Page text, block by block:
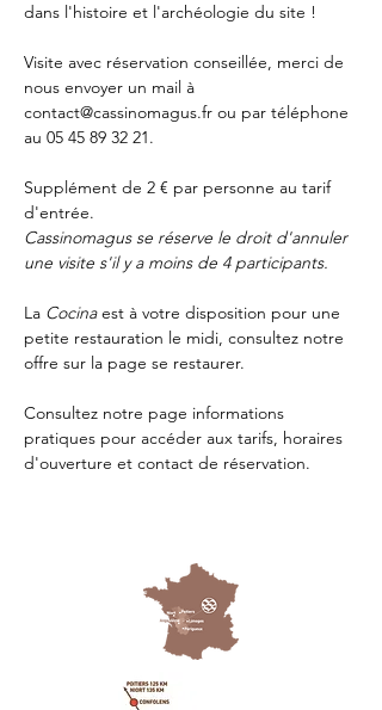
dans l'histoire et l'archéologie du site !
Visite avec réservation conseillée, merci de
nous envoyer un mail à
contact@cassinomagus.fr ou par téléphone
au 05 45 89 32 21.
Supplément de 2 € par personne au tarif
d'entrée.
Cassinomagus se réserve le droit d'annuler
une visite s'il y a moins de 4 participants.
La Cocina est à votre disposition pour une
petite restauration le midi, consultez notre
offre sur la page se restaurer.
Consultez notre page informations
pratiques pour accéder aux tarifs, horaires
d'ouverture et contact de réservation.